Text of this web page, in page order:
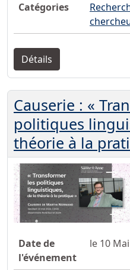
Catégories
Détails
Causerie : «
politiques
théorie à la
Date de
l'événement
le 10